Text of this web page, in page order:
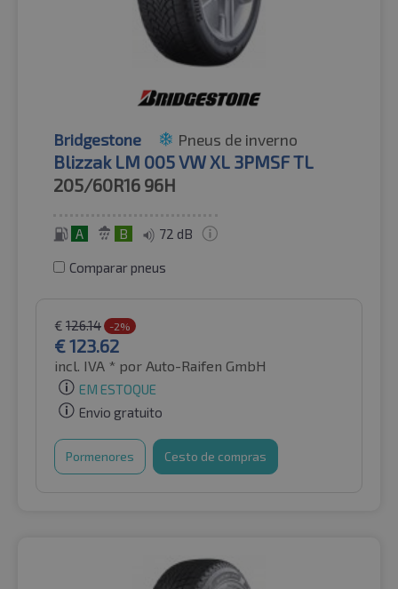
Bridgestone Pneus de inverno
Blizzak LM 005 VW XL 3PMSF TL
205/60R16 96H
A B 72 dB
Comparar pneus
€ 126.14 -2%
€123.62
incl. IVA * por Auto-Raifen GmbH
EM ESTOQUE
Envio gratuito
Pormenores Cesto de compras